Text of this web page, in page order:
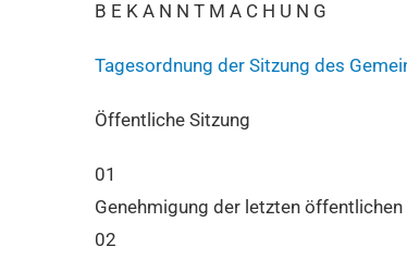
B E K A N N T M A C H U N G
Tagesordnung der Sitzung des
Öffentliche Sitzung
01
Genehmigung der letzten
02